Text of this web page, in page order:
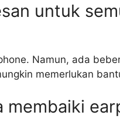
untuk
Namun, ada
memerlukan
membaiki